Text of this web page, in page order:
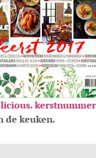
kerstnummer
de keuken.